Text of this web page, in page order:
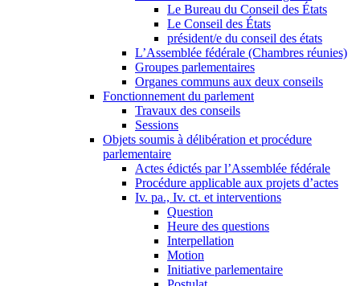
Le Bureau du Conseil des États
Le Conseil des États
président/e du conseil des états
L’Assemblée fédérale (Chambres réunies)
Groupes parlementaires
Organes communs aux deux conseils
Fonctionnement du parlement
Travaux des conseils
Sessions
Objets soumis à délibération et procédure
parlementaire
Actes édictés par l’Assemblée fédérale
Procédure applicable aux projets d’actes
Iv. pa., Iv. ct. et interventions
Question
Heure des questions
Interpellation
Motion
Initiative parlementaire